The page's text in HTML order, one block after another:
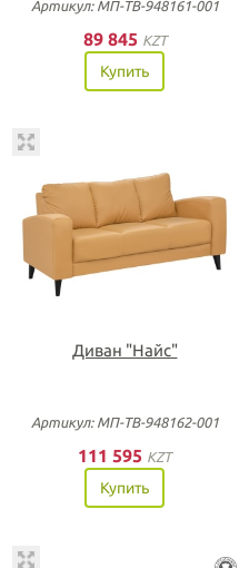
Артикул: МП-ТВ-948161-001
89 845 KZT
Купить
Диван "Найс"
Артикул: МП-ТВ-948162-001
111 595 KZT
Купить